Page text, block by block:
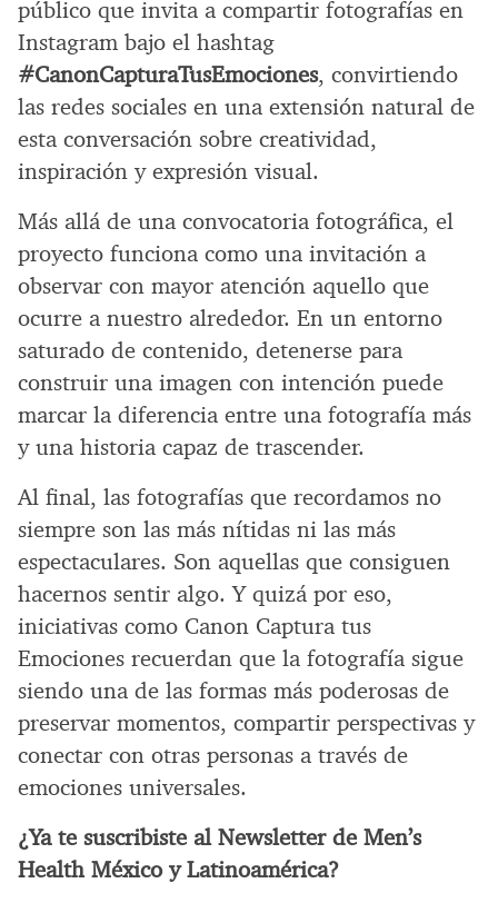
público que invita a compartir fotografías en
Instagram bajo el hashtag
#CanonCapturaTusEmociones, convirtiendo
las redes sociales en una extensión natural de
esta conversación sobre creatividad,
inspiración y expresión visual.
Más allá de una convocatoria fotográfica, el
proyecto funciona como una invitación a
observar con mayor atención aquello que
ocurre a nuestro alrededor. En un entorno
saturado de contenido, detenerse para
construir una imagen con intención puede
marcar la diferencia entre una fotografía más
y una historia capaz de trascender.
Al final, las fotografías que recordamos no
siempre son las más nítidas ni las más
espectaculares. Son aquellas que consiguen
hacernos sentir algo. Y quizá por eso,
iniciativas como Canon Captura tus
Emociones recuerdan que la fotografía sigue
siendo una de las formas más poderosas de
preservar momentos, compartir perspectivas y
conectar con otras personas a través de
emociones universales.
¿Ya te suscribiste al Newsletter de Men’s
Health México y Latinoamérica?